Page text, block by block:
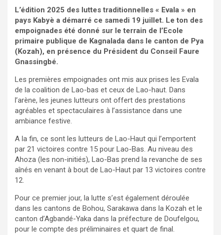
L’édition 2025 des luttes traditionnelles « Evala » en
pays Kabyè a démarré ce samedi 19 juillet. Le ton des
empoignades été donné sur le terrain de l’Ecole
primaire publique de Kagnalada dans le canton de Pya
(Kozah), en présence du Président du Conseil Faure
Gnassingbé.
Les premières empoignades ont mis aux prises les Evala
de la coalition de Lao-bas et ceux de Lao-haut. Dans
l’arène, les jeunes lutteurs ont offert des prestations
agréables et spectaculaires à l’assistance dans une
ambiance festive.
A la fin, ce sont les lutteurs de Lao-Haut qui l’emportent
par 21 victoires contre 15 pour Lao-Bas. Au niveau des
Ahoza (les non-initiés), Lao-Bas prend la revanche de ses
aînés en venant à bout de Lao-Haut par 13 victoires contre
12.
Pour ce premier jour, la lutte s’est également déroulée
dans les cantons de Bohou, Sarakawa dans la Kozah et le
canton d’Agbandé-Yaka dans la préfecture de Doufelgou,
pour le compte des préliminaires et quart de final.